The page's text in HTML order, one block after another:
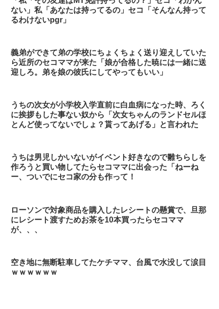
ない」私「あなたは持ってるの」セコ「そんなん持って
るわけないpgr」
義弟ができて弟の学校にちょくちょく送り迎えしていた
ら近所のセコママが来た「娘が合格した暁には一緒に送
迎しろ。弟を娘の彼氏にしてやってもいい」
うちの次女が小学校入学直前に白血病になった時、ろく
に挨拶もした事ない奴から「次女ちゃんのランドセルほ
とんど使ってないでしょ？貰ってあげる」と言われた
うちは男児しかいないがイベント好きなので雛ちらしを
作ろうと買い物してたらセコママに出会った「ねーね
ー、ついでにセコ家の分も作って！
ローソンで対象商品を購入したレシートの懸賞で、旦那
にレシート渡すためお茶を10本買ったらセコママ
が、、、
空き地に無断駐車してたケチママ、台風で水没して涙目
ｗｗｗｗｗｗ